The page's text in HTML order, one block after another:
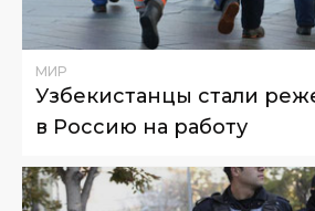
МИР
Узбекистанцы стали
в Россию на работу